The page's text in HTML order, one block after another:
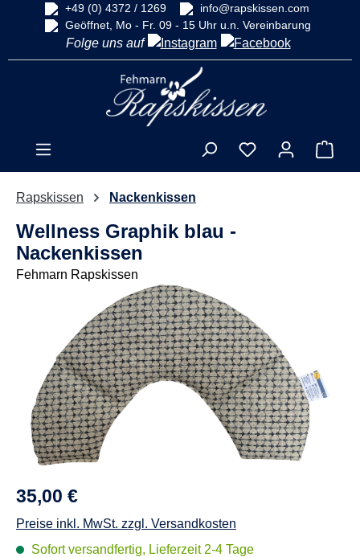
springen
+49 (0) 4372 / 1269
info@rapskissen.com
Geöffnet, Mo - Fr. 09 - 15 Uhr u.n. Vereinbarung
Folge uns auf
Rapskissen Nackenkissen
Wellness Graphik blau -
Nackenkissen
Fehmarn Rapskissen
Bildergalerie überspringen
35,00 €
Preise inkl. MwSt. zzgl. Versandkosten
Sofort versandfertig, Lieferzeit 2-4 Tage